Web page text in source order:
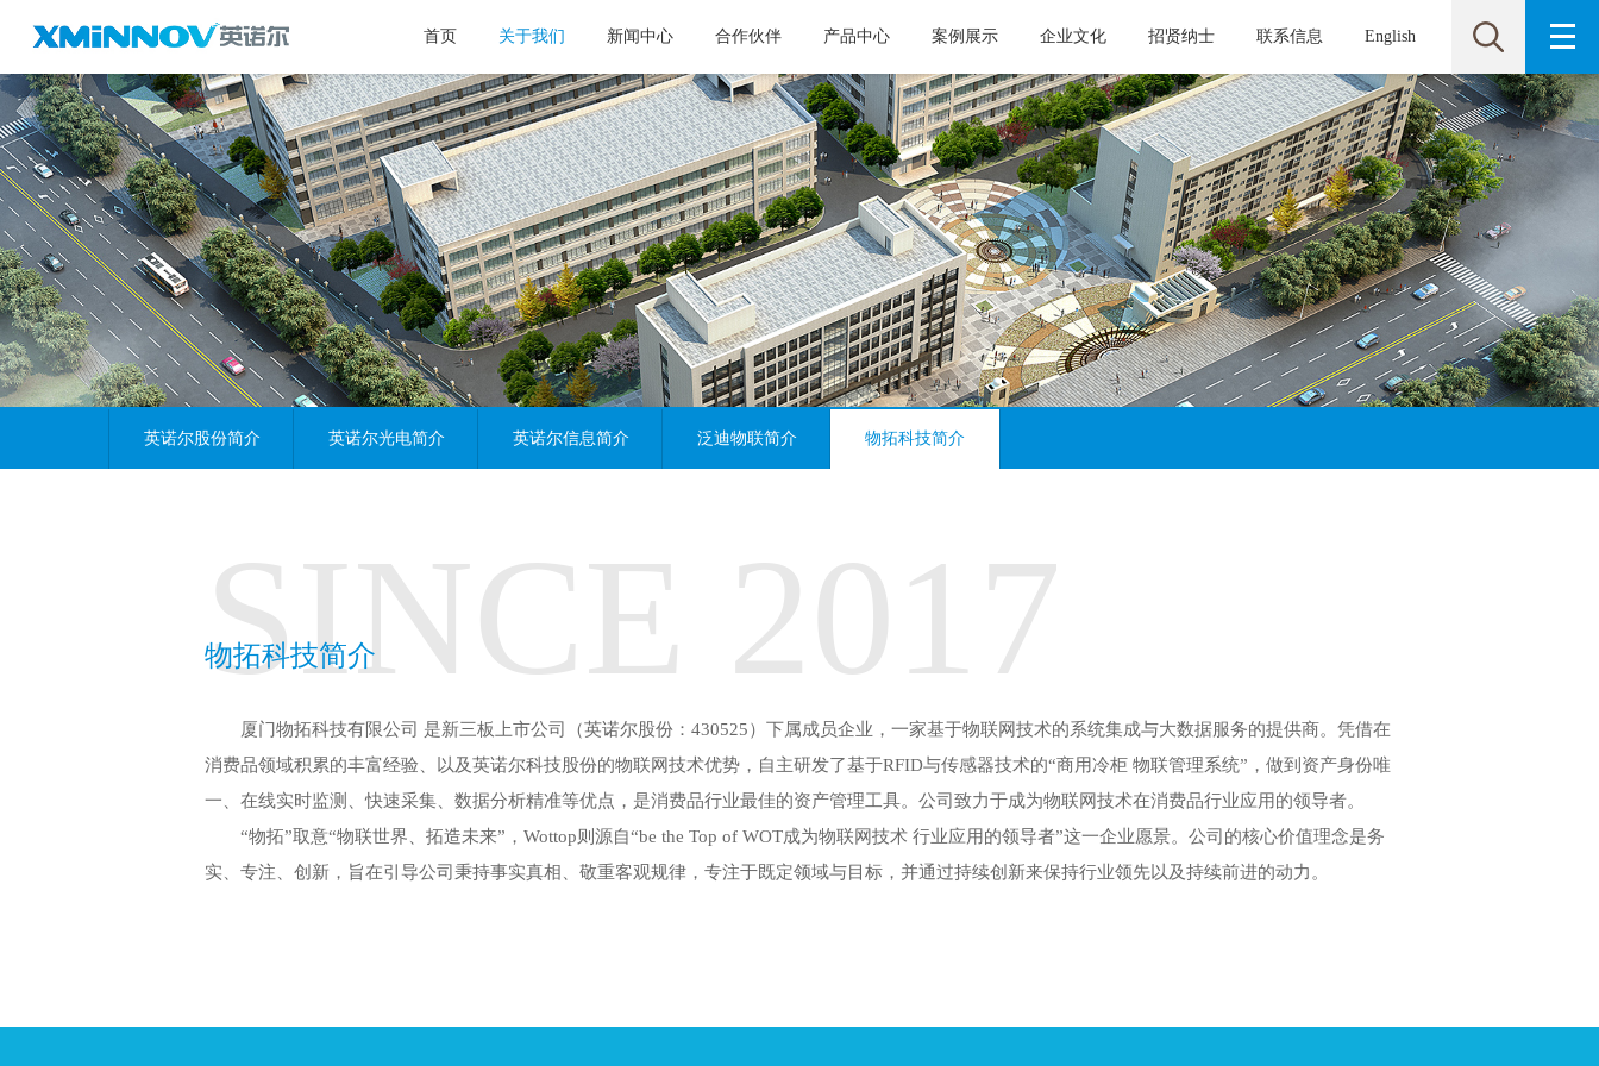
首页 关于我们 新闻中心 合作伙伴 产品中心 案例展示 企业文化 招贤纳士 联系信息 English
英诺尔股份简介 英诺尔光电简介 英诺尔信息简介 泛迪物联简介 物拓科技简介
SINCE
物拓科技简介
厦门物拓科技有限公司 是新三板上市公司（英诺尔股份：430525）下属成员企业，一家基于物联网技术的系统集成与大数据服务的提供商。凭借在
消费品领域积累的丰富经验、以及英诺尔科技股份的物联网技术优势，自主研发了基于RFID与传感器技术的“商用冷柜 物联管理系统”，做到资产身份唯
一、在线实时监测、快速采集、数据分析精准等优点，是消费品行业最佳的资产管理工具。公司致力于成为物联网技术在消费品行业应用的领导者。
“物拓”取意“物联世界、拓造未来”，Wottop则源自“be the Top of WOT成为物联网技术 行业应用的领导者”这一企业愿景。公司的核心价值理念是务
实、专注、创新，旨在引导公司秉持事实真相、敬重客观规律，专注于既定领域与目标，并通过持续创新来保持行业领先以及持续前进的动力。